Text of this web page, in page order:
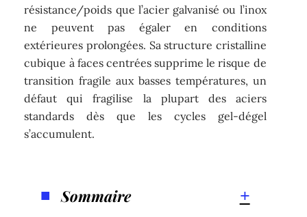
résistance/poids que l’acier galvanisé ou l’inox
ne peuvent pas égaler en conditions
extérieures prolongées. Sa structure cristalline
cubique à faces centrées supprime le risque de
transition fragile aux basses températures, un
défaut qui fragilise la plupart des aciers
standards dès que les cycles gel-dégel
s’accumulent.
Sommaire